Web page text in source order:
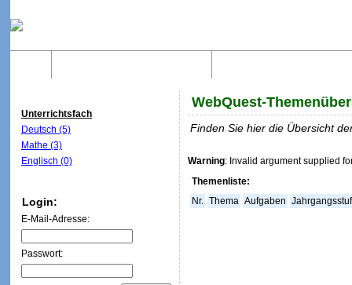
Unterrichtsfach
Deutsch (5)
Mathe (3)
Englisch (0)
Login:
E-Mail-Adresse:
Passwort:
WebQuest-
Finden Sie hier die Übersicht
Warning: Invalid argument supplied
Themenliste:
Nr. Thema Aufgaben